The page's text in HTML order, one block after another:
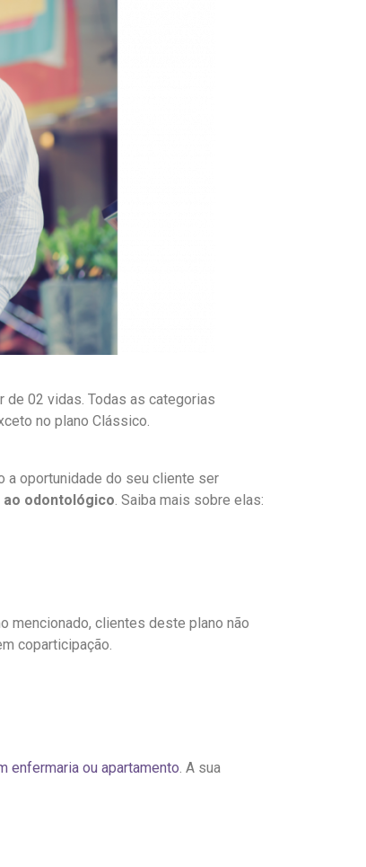
de 02 vidas. Todas as categorias
no plano Clássico.
a oportunidade do seu cliente ser
ao odontológico. Saiba mais sobre elas:
mencionado, clientes deste plano não
coparticipação.
enfermaria ou apartamento. A sua